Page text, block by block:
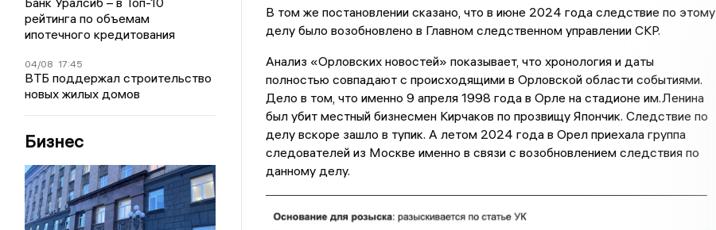
рейтинга по объемам
ипотечного кредитования
04/08 17:45
ВТБ поддержал строительство
новых жилых домов
Бизнес
В том же постановлении сказано, что в июне 2024 года следствие по этому
делу было возобновлено в Главном следственном управлении СКР.
Анализ «Орловских новостей» показывает, что хронология и даты
полностью совпадают с происходящими в Орловской области событиями.
Дело в том, что именно 9 апреля 1998 года в Орле на стадионе им.Ленина
был убит местный бизнесмен Кирчаков по прозвищу Япончик. Следствие по
делу вскоре зашло в тупик. А летом 2024 года в Орел приехала группа
следователей из Москве именно в связи с возобновлением следствия по
данному делу.